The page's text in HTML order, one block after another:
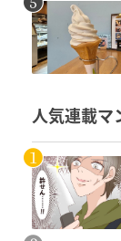
人気連載マ